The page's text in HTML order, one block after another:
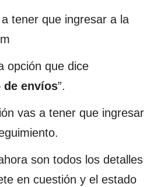
tener que ingresar a la
opción que dice
de envíos”.
vas a tener que ingresar
son todos los detalles
en cuestión y el estado